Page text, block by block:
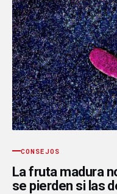
CONSEJOS
La fruta madura
se pierden si las